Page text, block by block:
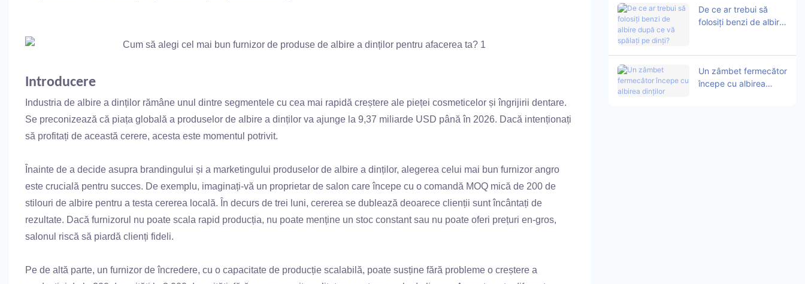
Introducere
Industria de albire a dinților rămâne unul dintre segmentele cu cea mai rapidă creștere ale pieței cosmeticelor și îngrijirii dentare.
Se preconizează că piața globală a produselor de albire a dinților va ajunge la 9,37 miliarde USD până în 2026. Dacă intenționați
să profitați de această cerere, acesta este momentul potrivit.
Înainte de a decide asupra brandingului și a marketingului produselor de albire a dinților, alegerea celui mai bun furnizor angro
este crucială pentru succes. De exemplu, imaginați-vă un proprietar de salon care începe cu o comandă MOQ mică de 200 de
stilouri de albire pentru a testa cererea locală. În decurs de trei luni, cererea se dublează deoarece clienții sunt încântați de
rezultate. Dacă furnizorul nu poate scala rapid producția, nu poate menține un stoc constant sau nu poate oferi prețuri en-gros,
salonul riscă să piardă clienți fideli.
Pe de altă parte, un furnizor de încredere, cu o capacitate de producție scalabilă, poate susține fără probleme o creștere a
De ce ar trebui să
folosiți benzi de albire
Un zâmbet fermecător
începe cu albirea